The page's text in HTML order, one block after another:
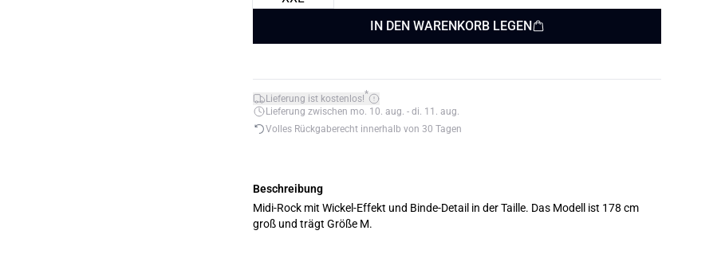
IN DEN WARENKORB LEGEN
Lieferung ist kostenlos!*
Lieferung zwischen mo. 10. aug. - di. 11. aug.
Volles Rückgaberecht innerhalb von 30 Tagen
Beschreibung
Midi-Rock mit Wickel-Effekt und Binde-Detail in der Taille. Das Modell ist 178 cm
groß und trägt Größe M.